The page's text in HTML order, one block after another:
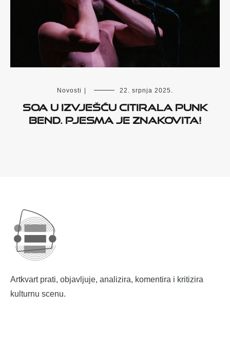
Novosti 22. srpnja 2025.
SOA u izvješću citirala punk
bend. Pjesma je znakovita!
Artkvart prati, objavljuje, analizira, komentira i kritizira
kulturnu scenu.